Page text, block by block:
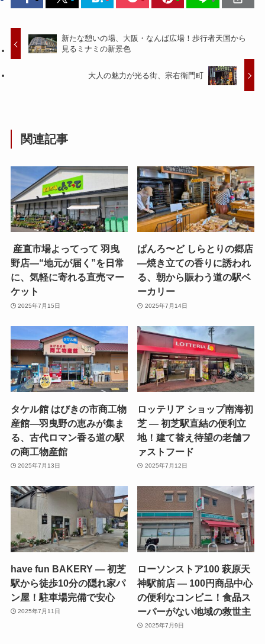
新たな憩いの場、大阪・なんば広場！歩行者天国から
見るミナミの新景色
大人の魅力が光る街、宗右衛門町
関連記事
産直市場よってって 羽曳
野店—“地元が届く”を日常
に、気軽に寄れる直売マー
ケット
2025年7月15日
ぱんろ〜ど しらとりの郷店
—焼き立ての香りに誘われ
る、朝から賑わう道の駅ベ
ーカリー
2025年7月14日
タケル館 はびきの市商工物
産館—羽曳野の恵みが集ま
る、古代ロマン香る道の駅
の商工物産館
2025年7月13日
ロッテリア ショップ南海初
芝 — 初芝駅直結の便利立
地！建て替え待望の老舗フ
ァストフード
2025年7月12日
have fun BAKERY — 初芝
駅から徒歩10分の隠れ家パ
ン屋！駐車場完備で安心
2025年7月11日
ローソンストア100 萩原天
神駅前店 — 100円商品中心
の便利なコンビニ！食品ス
ーパーがない地域の救世主
2025年7月9日